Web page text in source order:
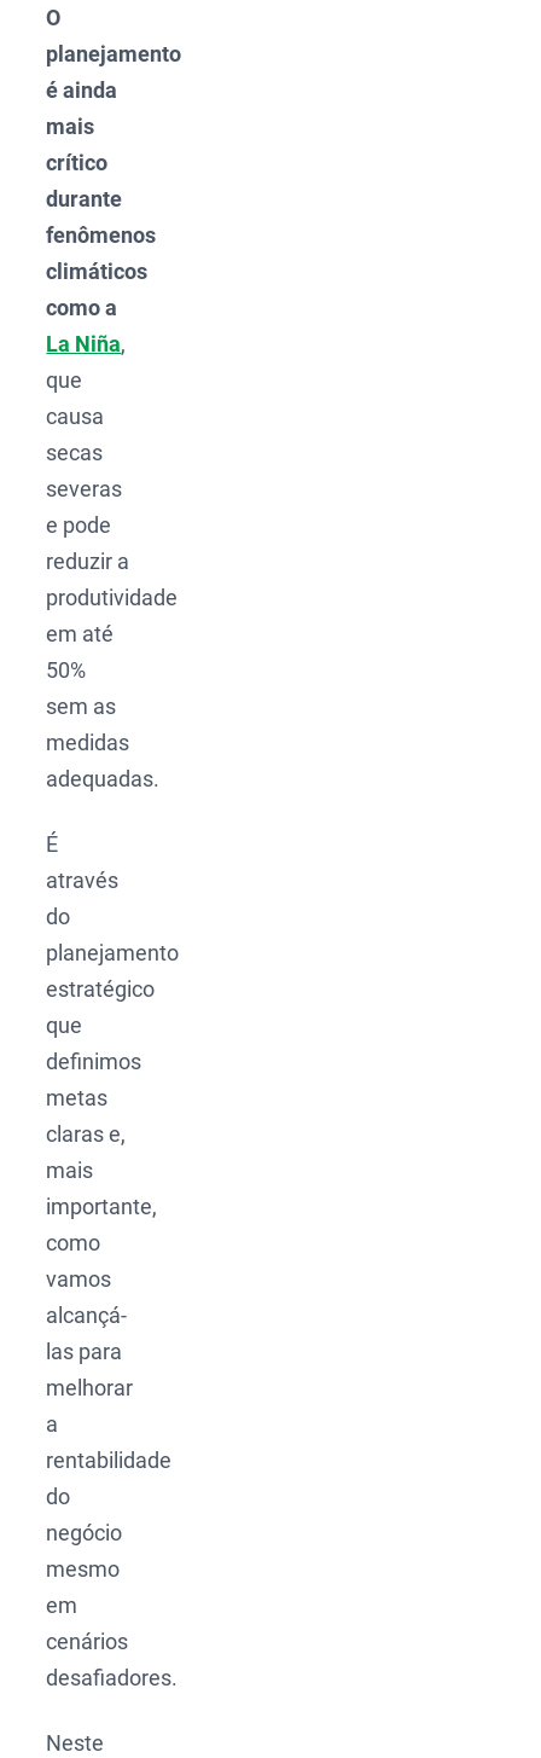
O
planejamento
é ainda
mais
crítico
durante
fenômenos
climáticos
como a
La Niña,
que
causa
secas
severas
e pode
reduzir a
produtividade
em até
50%
sem as
medidas
adequadas.
É
através
do
planejamento
estratégico
que
definimos
metas
claras e,
mais
importante,
como
vamos
alcançá-
las para
melhorar
a
rentabilidade
do
negócio
mesmo
em
cenários
desafiadores.
Neste